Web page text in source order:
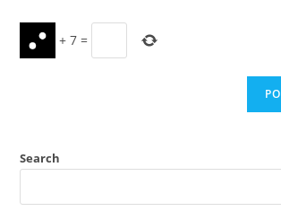
+7 =
Search